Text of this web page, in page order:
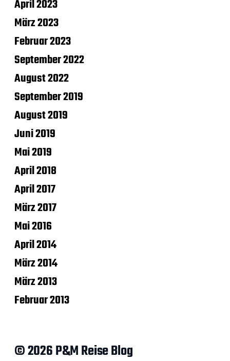
April 2023
März 2023
Februar 2023
September 2022
August 2022
September 2019
August 2019
Juni 2019
Mai 2019
April 2018
April 2017
März 2017
Mai 2016
April 2014
März 2014
März 2013
Februar 2013
© 2026 P&M Reise Blog